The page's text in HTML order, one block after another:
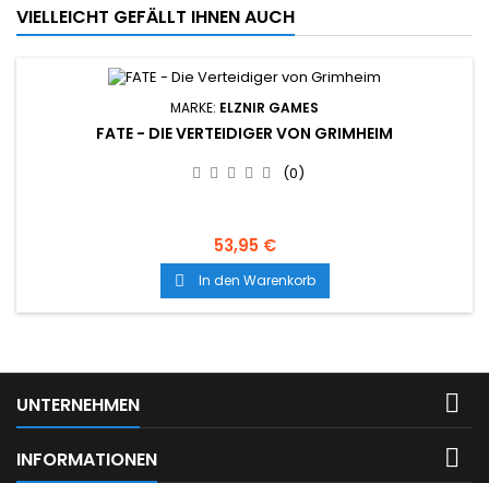
VIELLEICHT GEFÄLLT IHNEN AUCH
MARKE: ELZNIR GAMES
FATE - DIE VERTEIDIGER VON GRIMHEIM
(0)
53,95 €
 In den Warenkorb
UNTERNEHMEN 
INFORMATIONEN 